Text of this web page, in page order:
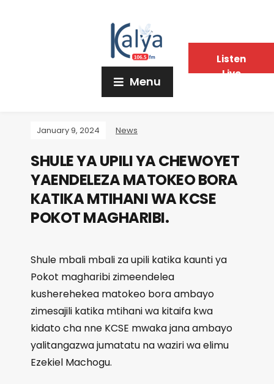
Menu
January 9, 2024 News
SHULE YA UPILI YA CHEWOYET
YAENDELEZA MATOKEO BORA
KATIKA MTIHANI WA KCSE
POKOT MAGHARIBI.
Shule mbali mbali za upili katika kaunti ya
Pokot magharibi zimeendelea
kusherehekea matokeo bora ambayo
zimesajili katika mtihani wa kitaifa kwa
kidato cha nne KCSE mwaka jana ambayo
yalitangazwa jumatatu na waziri wa elimu
Ezekiel Machogu.
Listen
Live